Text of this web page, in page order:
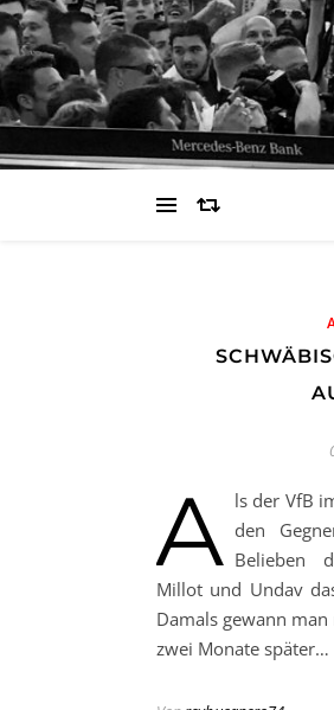
A ls der VfB
den
Belieben
Millot und Undav
Damals gewann
zwei Monate später…